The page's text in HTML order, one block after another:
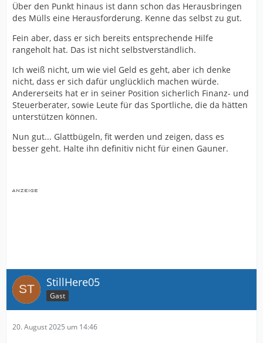
Über den Punkt hinaus ist dann schon das Herausbringen
des Mülls eine Herausforderung. Kenne das selbst zu gut.
Fein aber, dass er sich bereits entsprechende Hilfe
rangeholt hat. Das ist nicht selbstverständlich.
Ich weiß nicht, um wie viel Geld es geht, aber ich denke
nicht, dass er sich dafür unglücklich machen würde.
Andererseits hat er in seiner Position sicherlich Finanz- und
Steuerberater, sowie Leute für das Sportliche, die da hätten
unterstützen können.
Nun gut... Glattbügeln, fit werden und zeigen, dass es
besser geht. Halte ihn definitiv nicht für einen Gauner.
StillHere05
Gast
20. August 2025 um 14:46